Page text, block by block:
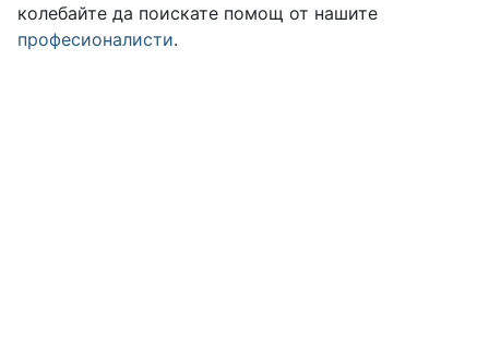
колебайте да поискате помощ от нашите
професионалисти.